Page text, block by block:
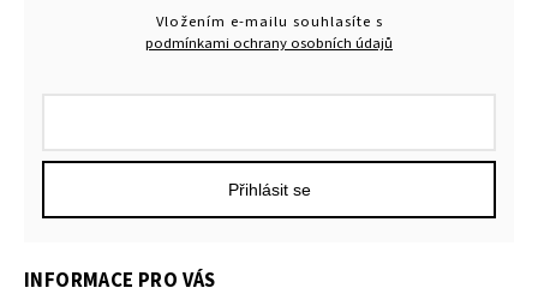
INFORMACE PRO VÁS
Vložením e-mailu souhlasíte s
podmínkami ochrany osobních údajů
Přihlásit se